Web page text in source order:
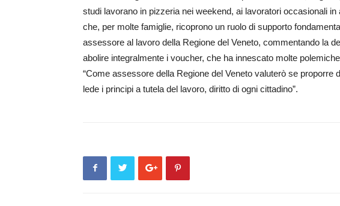
studi lavorano in pizzeria nei weekend, ai lavoratori occasionali
che, per molte famiglie, ricoprono un ruolo di supporto
assessore al lavoro della Regione del Veneto, commentando la
abolire integralmente i voucher, che ha innescato molte
“Come assessore della Regione del Veneto valuterò se proporre
lede i principi a tutela del lavoro, diritto di ogni cittadino”.